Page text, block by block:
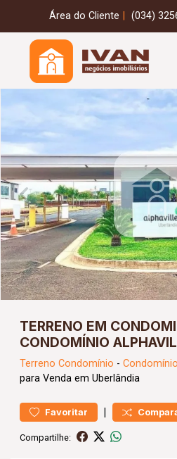
Área do Cliente (034)
TERRENO EM
CONDOMÍNIO
Terreno Condomínio -
para Venda em Uberlândia
Favoritar |
Compartilhe: